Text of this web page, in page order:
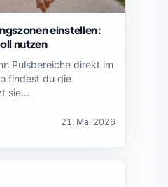
einstellen:
nutzen
Pulsbereiche direkt im
findest du die
sie…
21. Mai 2026